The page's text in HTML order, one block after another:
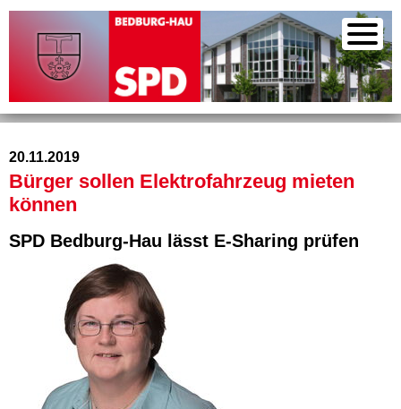
20.11.2019
Bürger sollen Elektrofahrzeug mieten
können
SPD Bedburg-Hau lässt E-Sharing prüfen